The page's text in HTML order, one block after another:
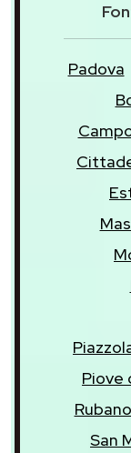
Padova
Piove
Rubano
San